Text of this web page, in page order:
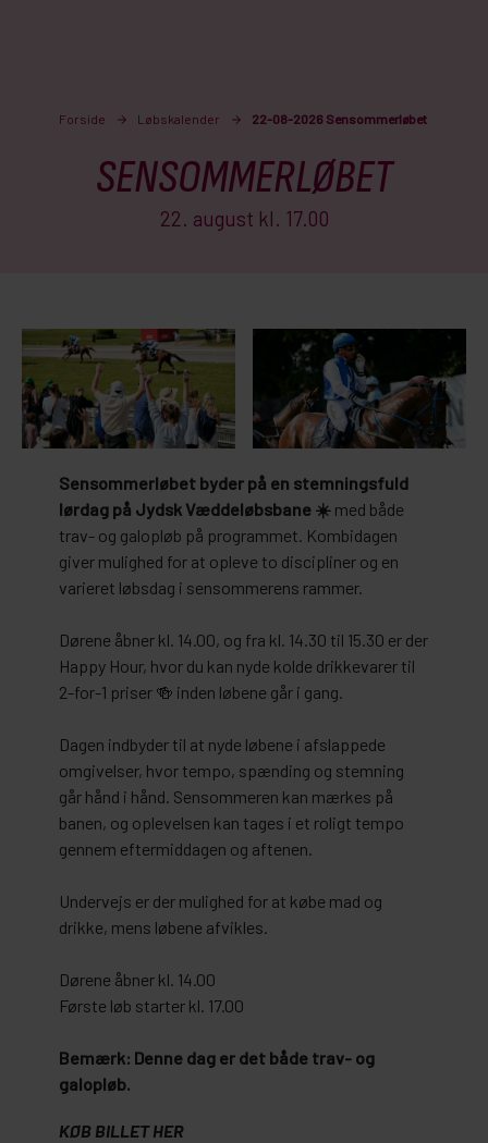
Forside Løbskalender 22-08-2026 Sensommerløbet
SENSOMMERLØBET
22. august kl. 17.00
Sensommerløbet byder på en stemningsfuld
lørdag på Jydsk Væddeløbsbane ☀️ med både
trav- og galopløb på programmet. Kombidagen
giver mulighed for at opleve to discipliner og en
varieret løbsdag i sensommerens rammer.
Dørene åbner kl. 14.00, og fra kl. 14.30 til 15.30 er der
Happy Hour, hvor du kan nyde kolde drikkevarer til
2-for-1 priser 🍻 inden løbene går i gang.
Dagen indbyder til at nyde løbene i afslappede
omgivelser, hvor tempo, spænding og stemning
går hånd i hånd. Sensommeren kan mærkes på
banen, og oplevelsen kan tages i et roligt tempo
gennem eftermiddagen og aftenen.
Undervejs er der mulighed for at købe mad og
drikke, mens løbene afvikles.
Dørene åbner kl. 14.00
Første løb starter kl. 17.00
Bemærk: Denne dag er det både trav- og
galopløb.
KØB BILLET HER